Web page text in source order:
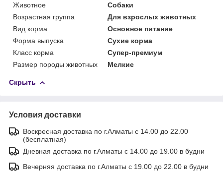
Животное
Собаки
Возрастная группа
Для взрослых животных
Вид корма
Основное питание
Форма выпуска
Сухие корма
Класс корма
Супер-премиум
Размер породы животных
Мелкие
Скрыть
Условия доставки
Воскресная доставка по г.Алматы с 14.00 до 22.00
(бесплатная)
Дневная доставка по г.Алматы с 14.00 до 19.00 в будни
Вечерняя доставка по г.Алматы с 19.00 до 22.00 в будни